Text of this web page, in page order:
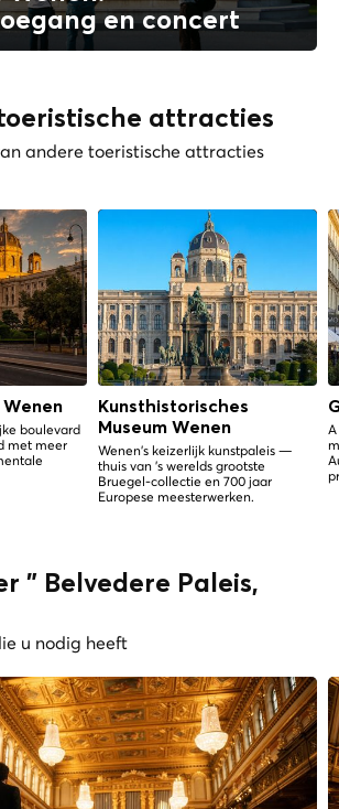
en concert
attracties
andere toeristische attracties
Wenen
boulevard
met meer
Kunsthistorisches
Museum Wenen
Wenen's keizerlijk kunstpaleis —
thuis van 's werelds grootste
Bruegel-collectie en 700 jaar
Europese meesterwerken.
" Belvedere Paleis,
u nodig heeft